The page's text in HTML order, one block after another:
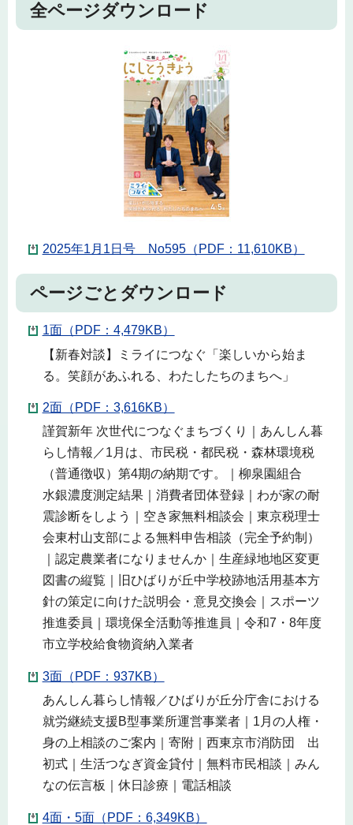
全ページダウンロード
2025年1月1日号 No595（PDF：11,610KB）
ページごとダウンロード
1面（PDF：4,479KB）
【新春対談】ミライにつなぐ「楽しいから始ま
る。笑顔があふれる、わたしたちのまちへ」
2面（PDF：3,616KB）
謹賀新年 次世代につなぐまちづくり｜あんしん暮
らし情報／1月は、市民税・都民税・森林環境税
（普通徴収）第4期の納期です。｜柳泉園組合
水銀濃度測定結果｜消費者団体登録｜わが家の耐
震診断をしよう｜空き家無料相談会｜東京税理士
会東村山支部による無料申告相談（完全予約制）
｜認定農業者になりませんか｜生産緑地地区変更
図書の縦覧｜旧ひばりが丘中学校跡地活用基本方
針の策定に向けた説明会・意見交換会｜スポーツ
推進委員｜環境保全活動等推進員｜令和7・8年度
市立学校給食物資納入業者
3面（PDF：937KB）
あんしん暮らし情報／ひばりが丘分庁舎における
就労継続支援B型事業所運営事業者｜1月の人権・
身の上相談のご案内｜寄附｜西東京市消防団 出
初式｜生活つなぎ資金貸付｜無料市民相談｜みん
なの伝言板｜休日診療｜電話相談
4面・5面（PDF：6,349KB）